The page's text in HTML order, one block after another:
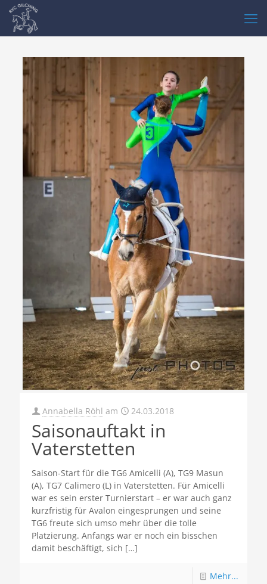
Annabella Röhl am 24.03.2018
Saisonauftakt in
Vaterstetten
Saison-Start für die TG6 Amicelli (A), TG9 Masun
(A), TG7 Calimero (L) in Vaterstetten. Für Amicelli
war es sein erster Turnierstart – er war auch ganz
kurzfristig für Avalon eingesprungen und seine
TG6 freute sich umso mehr über die tolle
Platzierung. Anfangs war er noch ein bisschen
damit beschäftigt, sich […]
Mehr...